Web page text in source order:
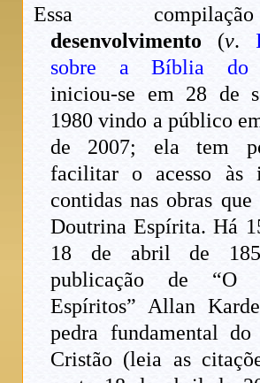
Essa
desenvolvimento (v.
sobre a Bíblia do
iniciou-se em 28 de
1980 vindo a público
de 2007; ela tem
facilitar o acesso às
contidas nas obras que
Doutrina Espírita. Há
18 de abril de
publicação de “O
Espíritos” Allan
pedra fundamental
Cristão (leia as